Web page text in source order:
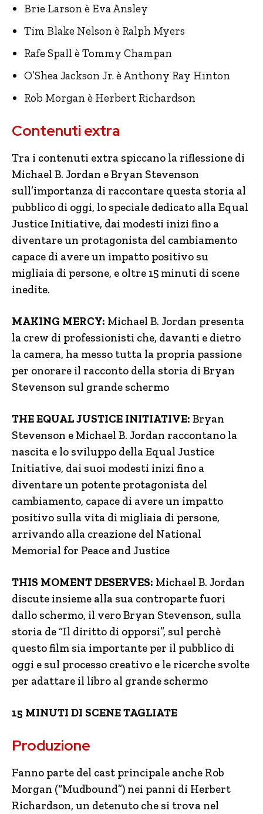
Brie Larson è Eva Ansley
Tim Blake Nelson è Ralph Myers
Rafe Spall è Tommy Champan
O’Shea Jackson Jr. è Anthony Ray Hinton
Rob Morgan è Herbert Richardson
Contenuti extra
Tra i contenuti extra spiccano la riflessione di
Michael B. Jordan e Bryan Stevenson
sull’importanza di raccontare questa storia al
pubblico di oggi, lo speciale dedicato alla Equal
Justice Initiative, dai modesti inizi fino a
diventare un protagonista del cambiamento
capace di avere un impatto positivo su
migliaia di persone, e oltre 15 minuti di scene
inedite.
MAKING MERCY: Michael B. Jordan presenta
la crew di professionisti che, davanti e dietro
la camera, ha messo tutta la propria passione
per onorare il racconto della storia di Bryan
Stevenson sul grande schermo
THE EQUAL JUSTICE INITIATIVE: Bryan
Stevenson e Michael B. Jordan raccontano la
nascita e lo sviluppo della Equal Justice
Initiative, dai suoi modesti inizi fino a
diventare un potente protagonista del
cambiamento, capace di avere un impatto
positivo sulla vita di migliaia di persone,
arrivando alla creazione del National
Memorial for Peace and Justice
THIS MOMENT DESERVES: Michael B. Jordan
discute insieme alla sua controparte fuori
dallo schermo, il vero Bryan Stevenson, sulla
storia de “Il diritto di opporsi”, sul perchè
questo film sia importante per il pubblico di
oggi e sul processo creativo e le ricerche svolte
per adattare il libro al grande schermo
15 MINUTI DI SCENE TAGLIATE
Produzione
Fanno parte del cast principale anche Rob
Morgan (“Mudbound”) nei panni di Herbert
Richardson, un detenuto che si trova nel